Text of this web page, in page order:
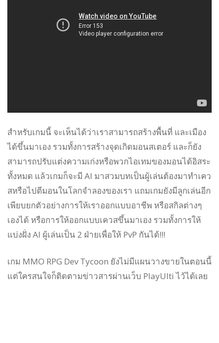
สำหรับเกมนี้ จะเห็นได้ว่าเราสามารถสร้างพื้นที่ และเมือง
ได้ขึ้นมาเอง รวมทั้งการสร้างจุดเกิดมอนสเตอร์ และก็ยัง
สามารถปรับแต่งความเก่งหรือพวกไอเทมของมอนได้อิสระ
ทั้งหมด แล้วเกมก็จะมี AI มาสวมบทเป็นผู้เล่นต้องมาทำเคว
สหรือไปตีมอนในโลกจำลองของเรา แถมเกมยังมีลูกเล่นอีก
เพียบยกตัวอย่างการให้เราออกแบบอาชีพ หรือสกิลต่างๆ
เองได้ หรือการให้ออกแบบเควสขึ้นมาเอง รวมทั้งการให้
แบ่งฝั่ง AI ผู้เล่นเป็น 2 ฝ่ายเพื่อให้ PvP กันได้!!!
เกม MMO RPG Dev Tycoon ยังไม่มีแผนวางขายในตอนนี้
แต่ใครสนใจก็ติดตามข่าวสารผ่านเว็บ PlayUlti ไว้ได้เลย